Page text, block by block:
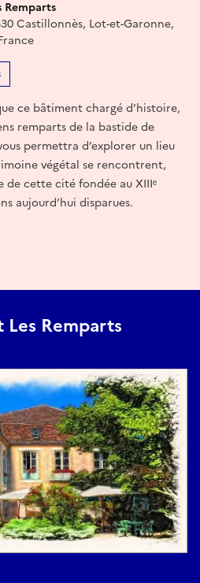
Remparts
Castillonnès, Lot-et-Garonne,
ce bâtiment chargé d’histoire,
remparts de la bastide de
permettra d’explorer un lieu
végétal se rencontrent,
cette cité fondée au XIIIᵉ
aujourd’hui disparues.
Remparts